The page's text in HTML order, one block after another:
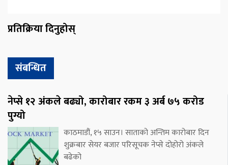
प्रतिक्रिया दिनुहोस्
संबन्धित
नेप्से १२ अंकले बढ्यो, कारोबार रकम ३ अर्ब ७५ करोड
पुग्यो
काठमाडौं, १५ साउन। साताको अन्तिम कारोबार दिन
शुक्रबार सेयर बजार परिसूचक नेप्से दोहोरो अंकले
बढेको